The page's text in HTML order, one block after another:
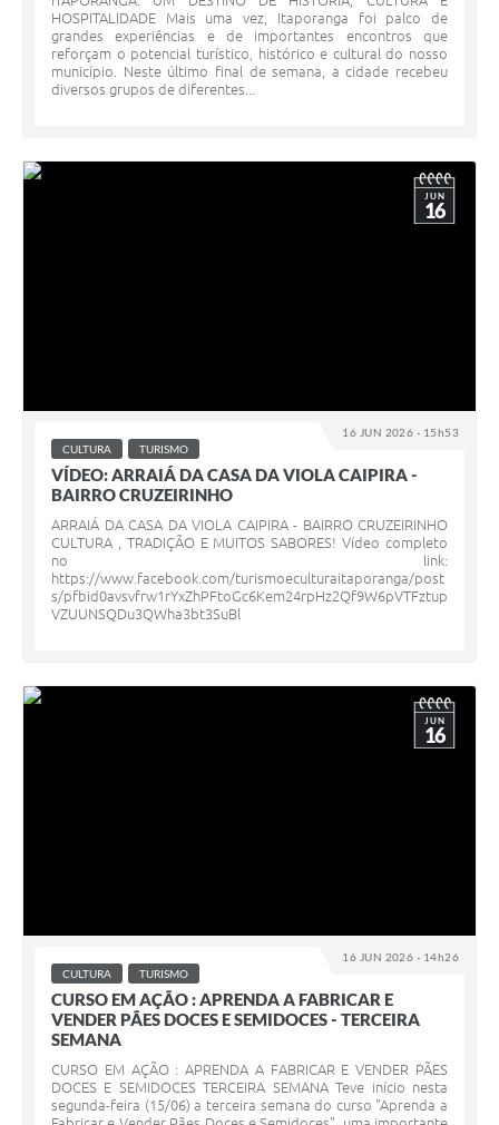
HOSPITALIDADE Mais uma vez, Itaporanga foi palco de
grandes experiências e de importantes encontros que
reforçam o potencial turístico, histórico e cultural do nosso
município. Neste último final de semana, a cidade recebeu
diversos grupos de diferentes...
16 JUN 2026 - 15h53
JUN
16
CULTURA TURISMO
VÍDEO: ARRAIÁ DA CASA DA VIOLA CAIPIRA -
BAIRRO CRUZEIRINHO
ARRAIÁ DA CASA DA VIOLA CAIPIRA - BAIRRO CRUZEIRINHO
CULTURA , TRADIÇÃO E MUITOS SABORES! Vídeo completo
no link:
https://www.facebook.com/turismoeculturaitaporanga/post
s/pfbid0avsvfrw1rYxZhPFtoGc6Kem24rpHz2Qf9W6pVTFztup
VZUUNSQDu3QWha3bt3SuBl
16 JUN 2026 - 14h26
JUN
16
CULTURA TURISMO
CURSO EM AÇÃO : APRENDA A FABRICAR E
VENDER PÃES DOCES E SEMIDOCES - TERCEIRA
SEMANA
CURSO EM AÇÃO : APRENDA A FABRICAR E VENDER PÃES
DOCES E SEMIDOCES TERCEIRA SEMANA Teve início nesta
segunda-feira (15/06) a terceira semana do curso "Aprenda a